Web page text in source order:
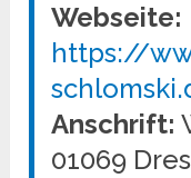
Webseite:
https://
Anschrift:
01069